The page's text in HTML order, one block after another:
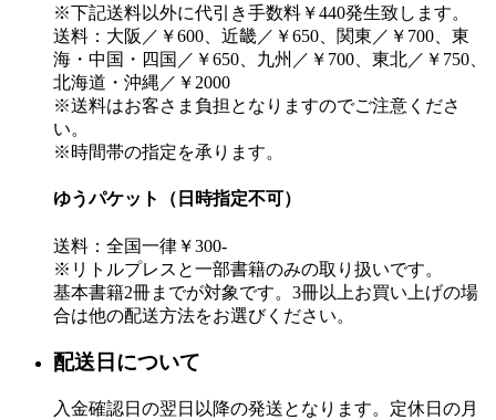
※下記送料以外に代引き手数料￥440発生致します。
送料：大阪／￥600、近畿／￥650、関東／￥700、東
海・中国・四国／￥650、九州／￥700、東北／￥750、
北海道・沖縄／￥2000
※送料はお客さま負担となりますのでご注意くださ
い。
※時間帯の指定を承ります。
ゆうパケット（日時指定不可）
送料：全国一律￥300-
※リトルプレスと一部書籍のみの取り扱いです。
基本書籍2冊までが対象です。3冊以上お買い上げの場
合は他の配送方法をお選びください。
配送日について
入金確認日の翌日以降の発送となります。定休日の月